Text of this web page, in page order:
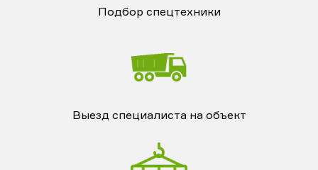
Подбор спецтехники
Выезд специалиста на объект